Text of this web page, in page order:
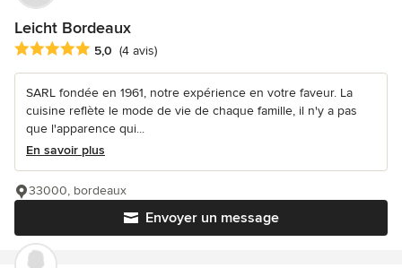
Leicht Bordeaux
Note moyenne : 5 étoiles sur 5
5,0 (4 avis)
SARL fondée en 1961, notre expérience en votre faveur. La
cuisine reflète le mode de vie de chaque famille, il n'y a pas
que l'apparence qui...
En savoir plus
Envoyer un message
33000, bordeaux